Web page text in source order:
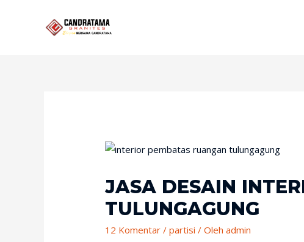
JASA DESAIN
TULUNGAGUNG
12 Komentar /partisi / Oleh admin